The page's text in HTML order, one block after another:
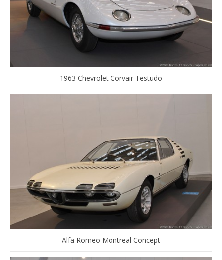
1963 Chevrolet Corvair Testudo
Alfa Romeo Montreal Concept